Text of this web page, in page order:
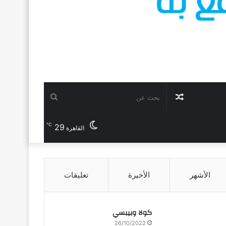
عن
مقال
القاهرة 29
℃
الأشهر الأخيرة تعليقات
كولا وبيبسي
26/10/2022